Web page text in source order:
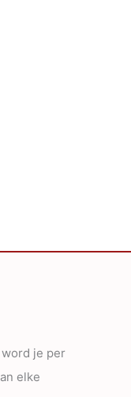
je per
elke